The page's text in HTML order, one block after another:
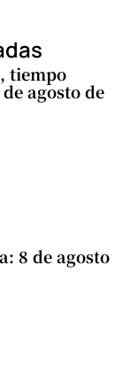
tiempo
agosto de
8 de agosto